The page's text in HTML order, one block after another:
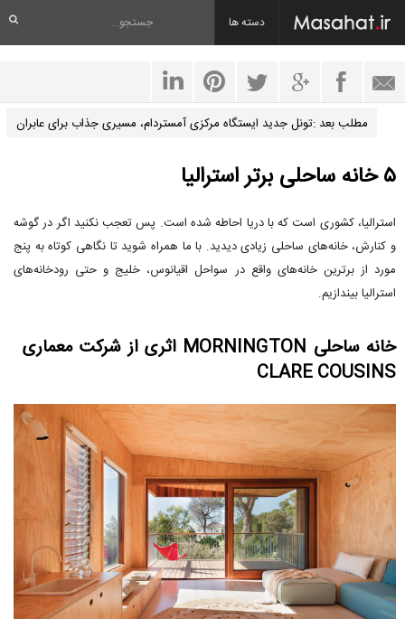
دسته ها
مطلب بعد :تونل جدید ایستگاه مرکزی آمستردام، مسیری جذاب برای عابران
۵ خانه ساحلی برتر استرالیا
استرالیا، کشوری است که با دریا احاطه شده است. پس تعجب نکنید اگر در گوشه
و کنارش، خانه‌های ساحلی زیادی دیدید. با ما همراه شوید تا نگاهی کوتاه به پنج
مورد از برترین خانه‌های واقع در سواحل اقیانوس، خلیج و حتی رودخانه‌های
استرالیا بیندازیم.
خانه ساحلی MORNINGTON اثری از شرکت معماری
CLARE COUSINS